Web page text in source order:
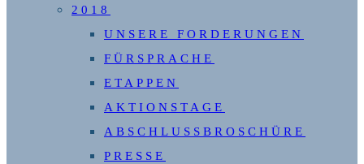
2018
UNSERE FORDERUNGEN
FÜRSPRACHE
ETAPPEN
AKTIONSTAGE
ABSCHLUSSBROSCHÜRE
PRESSE